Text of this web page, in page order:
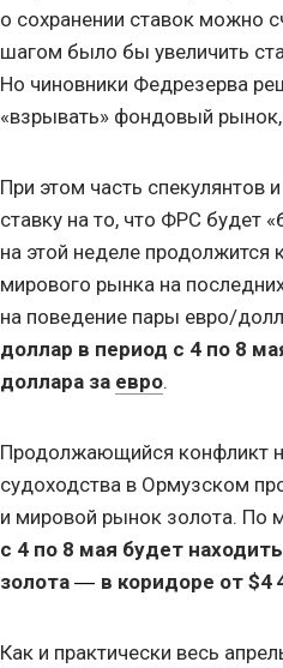
о сохранении ставок можно
шагом было бы увеличить
Но чиновники Федрезерва
«взрывать» фондовый
При этом часть спекулянтов
ставку на то, что ФРС будет
на этой неделе продолжится
мирового рынка на
на поведение пары евро/
доллар в период с 4 по 8
доллара за евро.
Продолжающийся конфликт
судоходства в Ормузском
и мировой рынок золота. По
с 4 по 8 мая будет
золота — в коридоре от $4
Как и практически весь